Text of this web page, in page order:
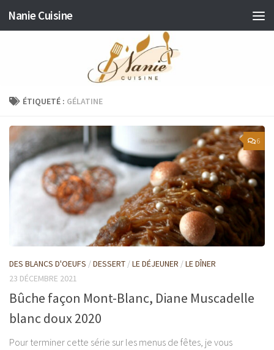
Skip to content
Nanie Cuisine
ÉTIQUETÉ : GÉLATINE
6
DES BLANCS D'OEUFS /DESSERT /LE DÉJEUNER /LE DÎNER
23 DÉCEMBRE 2021
Bûche façon Mont-Blanc, Diane Muscadelle
blanc doux 2020
Pour terminer cette série sur les menus de fêtes, je vous